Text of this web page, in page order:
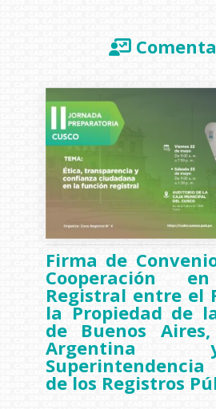
Firma de
Cooperación
Registral entre el
la Propiedad de
de Buenos
de los Registros